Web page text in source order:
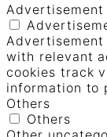
Advertisement
with relevant
cookies track
information to
Others
Others